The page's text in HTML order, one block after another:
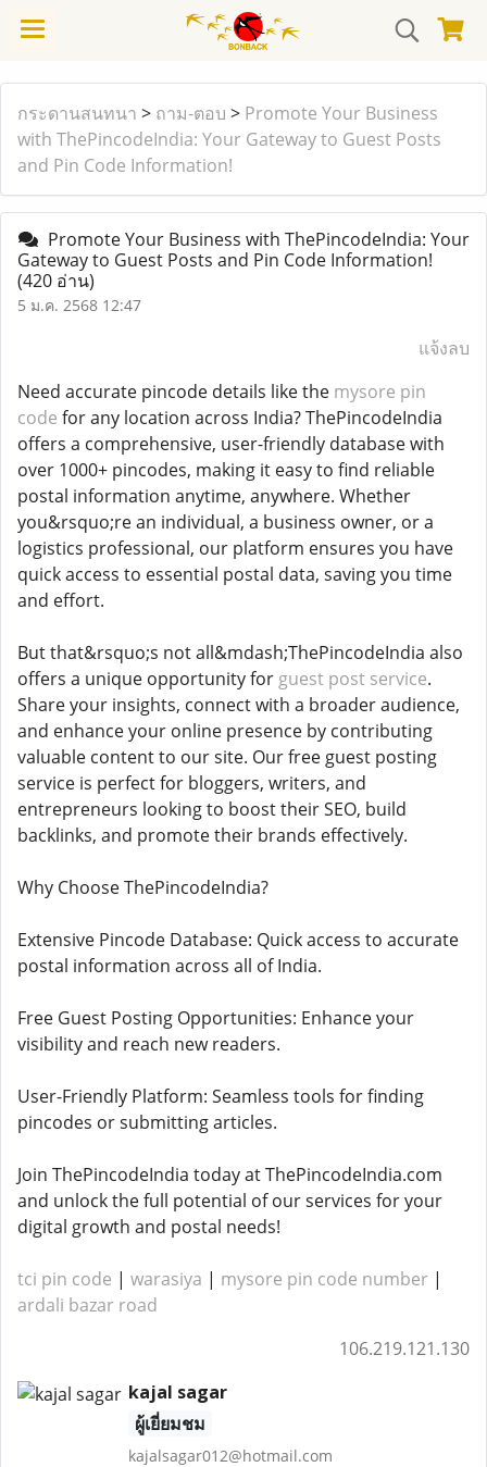
กระดานสนทนา > ถาม-ตอบ > Promote Your Business
with ThePincodeIndia: Your Gateway to Guest Posts
and Pin Code Information!
Promote Your Business with ThePincodeIndia: Your
Gateway to Guest Posts and Pin Code Information!
(420 อ่าน)
5 ม.ค. 2568 12:47
แจ้งลบ
Need accurate pincode details like the mysore pin
code for any location across India? ThePincodeIndia
offers a comprehensive, user-friendly database with
over 1000+ pincodes, making it easy to find reliable
postal information anytime, anywhere. Whether
you&rsquo;re an individual, a business owner, or a
logistics professional, our platform ensures you have
quick access to essential postal data, saving you time
and effort.
But that&rsquo;s not all&mdash;ThePincodeIndia also
offers a unique opportunity for guest post service.
Share your insights, connect with a broader audience,
and enhance your online presence by contributing
valuable content to our site. Our free guest posting
service is perfect for bloggers, writers, and
entrepreneurs looking to boost their SEO, build
backlinks, and promote their brands effectively.
Why Choose ThePincodeIndia?
Extensive Pincode Database: Quick access to accurate
postal information across all of India.
Free Guest Posting Opportunities: Enhance your
visibility and reach new readers.
User-Friendly Platform: Seamless tools for finding
pincodes or submitting articles.
Join ThePincodeIndia today at ThePincodeIndia.com
and unlock the full potential of our services for your
digital growth and postal needs!
tci pin code | warasiya | mysore pin code number |
ardali bazar road
106.219.121.130
kajal sagar
ผู้เยี่ยมชม
kajalsagar012@hotmail.com